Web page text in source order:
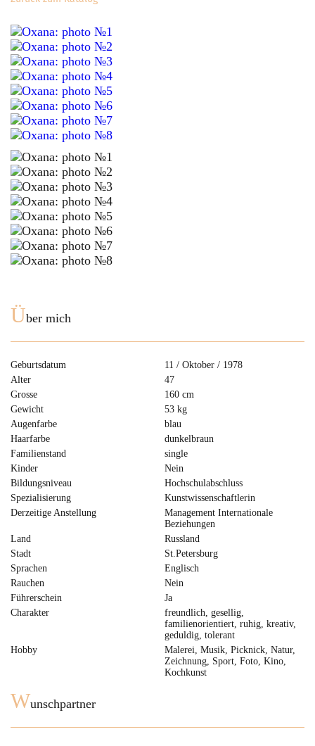
Über mich
Geburtsdatum
11 / Oktober / 1978
Alter
47
Grosse
160 cm
Gewicht
53 kg
Augenfarbe
blau
Haarfarbe
dunkelbraun
Familienstand
single
Kinder
Nein
Bildungsniveau
Hochschulabschluss
Spezialisierung
Kunstwissenschaftlerin
Derzeitige Anstellung
Management Internationale
Beziehungen
Land
Russland
Stadt
St.Petersburg
Sprachen
Englisch
Rauchen
Nein
Führerschein
Ja
Charakter
freundlich, gesellig,
familienorientiert, ruhig, kreativ,
geduldig, tolerant
Hobby
Malerei, Musik, Picknick, Natur,
Zeichnung, Sport, Foto, Kino,
Kochkunst
Wunschpartner